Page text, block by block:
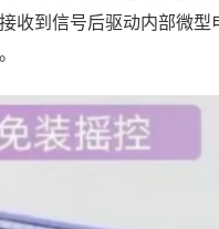
收到信号后驱动内部微型